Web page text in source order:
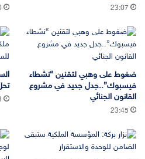
23:07
ضغوط على وهبي لتقنين “نشطاء
فيسبوك”..جدل جديد في مشروع
القانون الجنائي
23:45